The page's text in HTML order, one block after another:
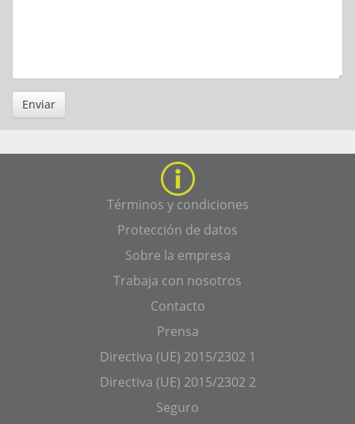
Enviar
Términos y condiciones
Protección de datos
Sobre la empresa
Trabaja con nosotros
Contacto
Prensa
Directiva (UE) 2015/2302 1
Directiva (UE) 2015/2302 2
Seguro